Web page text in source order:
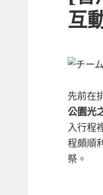
互
先前在
公園光
入行程
程頗順
祭。